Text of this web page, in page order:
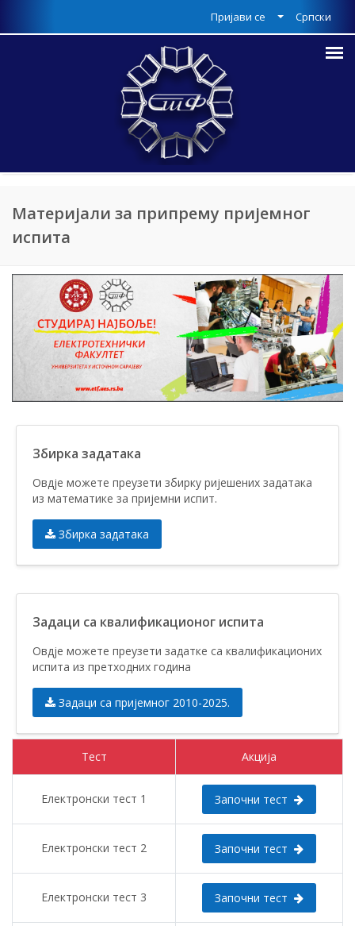
Српски
Пријави се
Материјали за припрему пријемног
испита
Збирка задатака
Овдје можете преузети збирку ријешених задатака
из математике за пријемни испит.
Збирка задатака
Задаци са квалификационог испита
Овдје можете преузети задатке са квалификационих
испита из претходних година
Задаци са пријемног 2010-2025.
Тест Акција
Електронски тест 1 Започни тест
Електронски тест 2 Започни тест
Електронски тест 3 Започни тест